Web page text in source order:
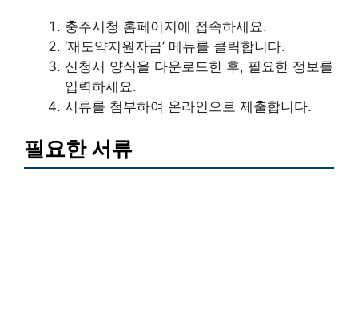
충주시청 홈페이지에 접속하세요.
‘재도약지원자금’ 메뉴를 클릭합니다.
신청서 양식을 다운로드한 후, 필요한 정보를
입력하세요.
서류를 첨부하여 온라인으로 제출합니다.
필요한 서류